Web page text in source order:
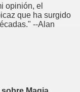
opinión, el
que ha surgido
--Alan